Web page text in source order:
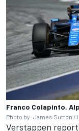
Franco Colapinto,
Photo by: James Sutton /
Verstappen